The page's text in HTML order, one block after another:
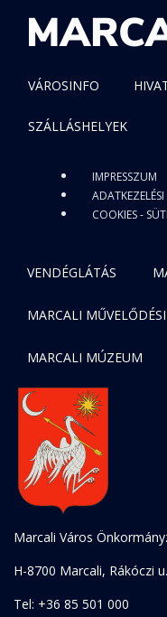
VÁROSINFO
SZÁLLÁSHELYEK
IMPRESSZUM
COOKIES -
VENDÉGLÁTÁS
MARCALI
MARCALI MÚZEUM
Marcali Város
H-8700 Marcali, Rákóczi
Tel: +36 85 501 000